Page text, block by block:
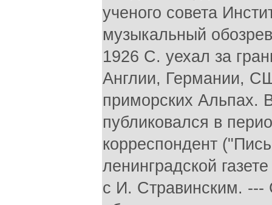
ученого совета
музыкальный
1926 С. уехал за
Англии, Германии,
приморских Альпах.
публиковался в
корреспондент
ленинградской
с И. Стравинским. ---